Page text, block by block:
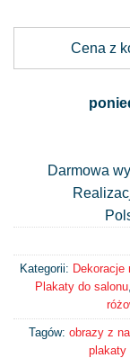
Cena z
Darmowa
Kategorii: Dekoracje
Plakaty do salonu
Tagów: obrazy z
plakaty